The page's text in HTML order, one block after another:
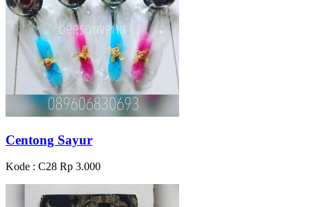
Centong Sayur
Kode : C28 Rp 3.000